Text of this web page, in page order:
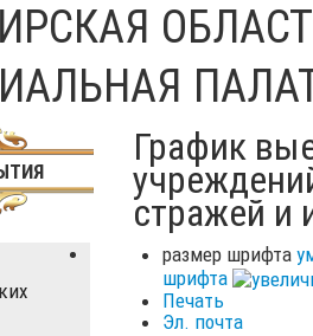
График
стражей и
размер шрифта
шрифта
Печать
Эл. почта